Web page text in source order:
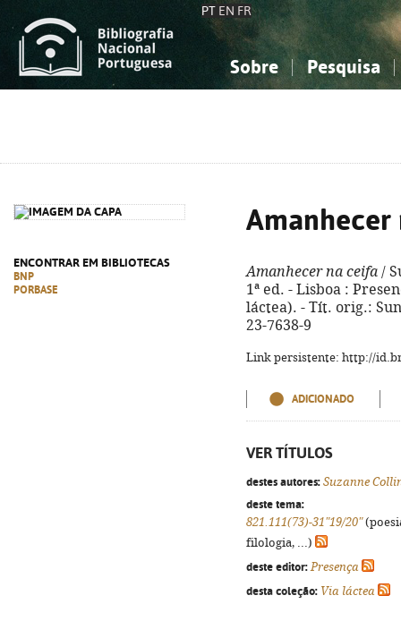
PT EN FR
Sobre Pesquisa
ENCONTRAR EM BIBLIOTECAS
BNP
PORBASE
Amanhecer
Amanhecer na ceifa /
1ª ed. - Lisboa :
láctea). - Tít. orig.:
23-7638-9
Link persistente: http://
ADICIONADO
VER TÍTULOS
destes autores: Suzanne
deste tema:
821.111(73)-31"19/20"
filologia, ...)
deste editor: Presença
desta coleção: Via láctea